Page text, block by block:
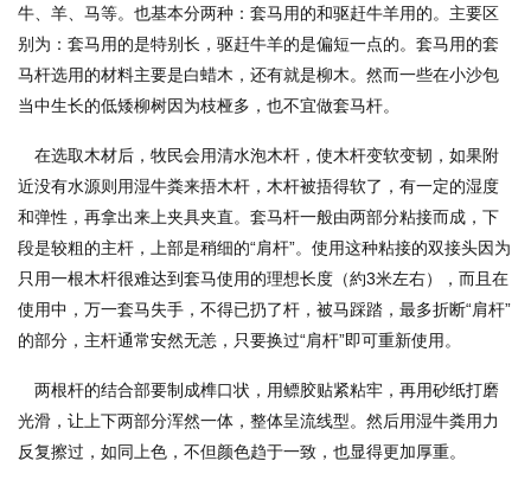
牛、羊、马等。也基本分两种：套马用的和驱赶牛羊用的。主要区
别为：套马用的是特别长，驱赶牛羊的是偏短一点的。套马用的套
马杆选用的材料主要是白蜡木，还有就是柳木。然而一些在小沙包
当中生长的低矮柳树因为枝桠多，也不宜做套马杆。
在选取木材后，牧民会用清水泡木杆，使木杆变软变韧，如果附
近没有水源则用湿牛粪来捂木杆，木杆被捂得软了，有一定的湿度
和弹性，再拿出来上夹具夹直。套马杆一般由两部分粘接而成，下
段是较粗的主杆，上部是稍细的“肩杆”。使用这种粘接的双接头因为
只用一根木杆很难达到套马使用的理想长度（約3米左右），而且在
使用中，万一套马失手，不得已扔了杆，被马踩踏，最多折断“肩杆”
的部分，主杆通常安然无恙，只要换过“肩杆”即可重新使用。
两根杆的结合部要制成榫口状，用鳔胶贴紧粘牢，再用砂纸打磨
光滑，让上下两部分浑然一体，整体呈流线型。然后用湿牛粪用力
反复擦过，如同上色，不但颜色趋于一致，也显得更加厚重。